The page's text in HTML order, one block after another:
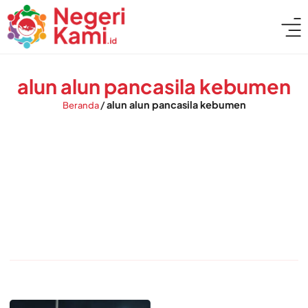
alun alun pancasila kebumen
Beranda/alun alun pancasila kebumen